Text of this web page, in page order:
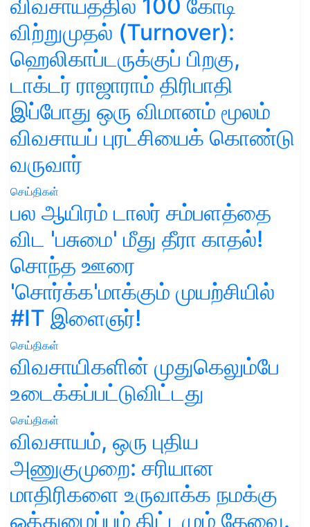
விவசாயத்தில் 100 கோடி
விற்றுமுதல் (Turnover):
ஹெலிகாப்டருக்குப் பிறகு,
டாக்டர் ராஜாராம் திரிபாதி
இப்போது ஒரு விமானம் மூலம்
விவசாயப் புரட்சியைக் கொண்டு
வருவார்
செய்திகள்
பல ஆயிரம் டாலர் சம்பளத்தை
விட 'பசுமை' மீது தீரா காதல்!
சொந்த ஊரை
'சொர்க்க'மாக்கும் முயற்சியில்
#IT இளைஞர்!
செய்திகள்
விவசாயிகளின் முதுகெலும்பே
உடைக்கப்பட்டுவிட்டது
செய்திகள்
விவசாயம், ஒரு புதிய
அணுகுமுறை: சரியான
மாதிரிகளை உருவாக்க நமக்கு
ஒத்துழைப்பும் திட்டமும் தேவை.